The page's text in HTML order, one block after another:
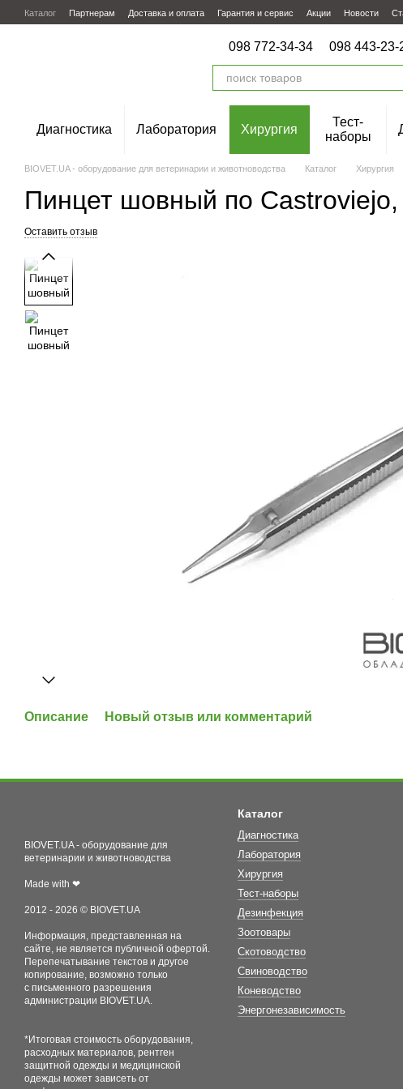
Перейти к основному контенту
Каталог Партнерам Доставка и оплата Гарантия и сервис Акции Новости
098 772-34-34 098 443-23-
Диагностика Лаборатория Хирургия
Тест-
наборы
BIOVET.UA - оборудование для ветеринарии и животноводства Каталог Хирургия
Пинцет шовный по
Оставить отзыв
Описание Новый отзыв или комментарий
BIOVET.UA - оборудование для
ветеринарии и животноводства
Made with ❤
2012 - 2026 © BIOVET.UA
Информация, представленная на
сайте, не является публичной офертой.
Перепечатывание текстов и другое
копирование, возможно только
с письменного разрешения
администрации BIOVET.UA.
*Итоговая стоимость оборудования,
расходных материалов, рентген
защитной одежды и медицинской
одежды может зависеть от
Каталог
Диагностика
Лаборатория
Хирургия
Тест-наборы
Дезинфекция
Зоотовары
Скотоводство
Свиноводство
Коневодство
Энергонезависимость